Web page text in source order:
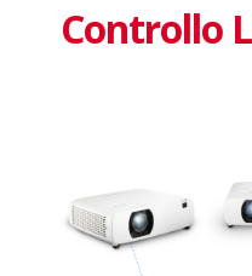
Controllo